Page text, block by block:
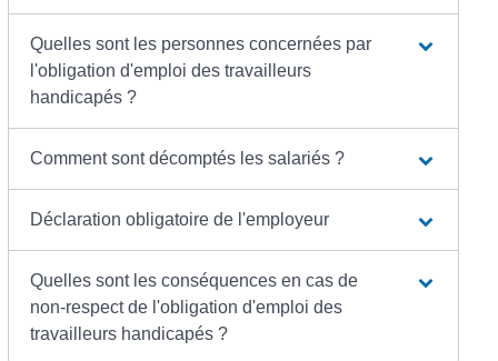
Quelles sont les personnes concernées par
l'obligation d'emploi des travailleurs
handicapés ?
Comment sont décomptés les salariés ?
Déclaration obligatoire de l'employeur
Quelles sont les conséquences en cas de
non-respect de l'obligation d'emploi des
travailleurs handicapés ?